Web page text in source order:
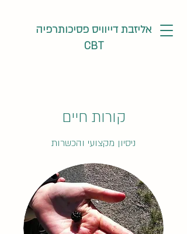
אליזבת דייוויס פסיכותרפיה
CBT
קורות חיים
ניסיון מקצועי והכשרות